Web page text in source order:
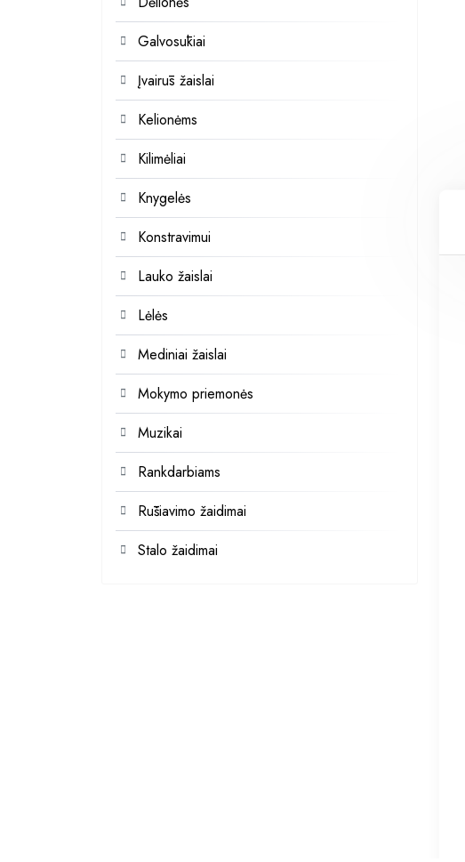
Galvosūkiai
Įvairūs žaislai
Kelionėms
Kilimėliai
Knygelės
Konstravimui
Lauko žaislai
Lėlės
Mediniai žaislai
Mokymo priemonės
Muzikai
Rankdarbiams
Rūšiavimo žaidimai
Stalo žaidimai